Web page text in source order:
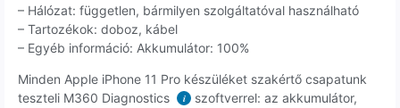
– Hálózat: független, bármilyen szolgáltatóval használható
– Tartozékok: doboz, kábel
– Egyéb információ: Akkumulátor: 100%
Minden Apple iPhone 11 Pro készüléket szakértő csapatunk
teszteli M360 Diagnostics
i
szoftverrel: az akkumulátor,